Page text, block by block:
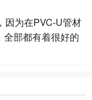
因为在PVC-U管材
部都有着很好的